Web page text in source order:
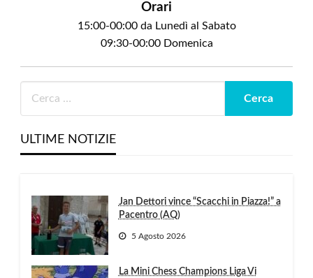
Orari
15:00-00:00 da Lunedì al Sabato
09:30-00:00 Domenica
ULTIME NOTIZIE
Jan Dettori vince “Scacchi in Piazza!” a
Pacentro (AQ)
5 Agosto 2026
La Mini Chess Champions Liga Vi